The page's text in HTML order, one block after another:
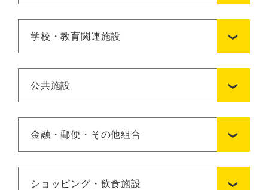
学校・教育関連施設
公共施設
金融・郵便・その他組合
ショッピング・飲食施設